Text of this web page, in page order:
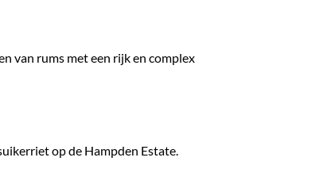
van rums met een rijk en complex
op de Hampden Estate.